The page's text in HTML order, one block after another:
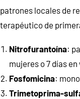
patrones locales de
terapéutico de
Nitrofurantoína:
mujeres o 7 días
Fosfomicina:
Trimetoprima-